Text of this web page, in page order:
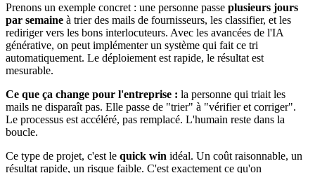
Prenons un exemple concret : une personne passe plusieurs jours
par semaine à trier des mails de fournisseurs, les classifier, et les
rediriger vers les bons interlocuteurs. Avec les avancées de l'IA
générative, on peut implémenter un système qui fait ce tri
automatiquement. Le déploiement est rapide, le résultat est
mesurable.
Ce que ça change pour l'entreprise : la personne qui triait les
mails ne disparaît pas. Elle passe de "trier" à "vérifier et corriger".
Le processus est accéléré, pas remplacé. L'humain reste dans la
boucle.
Ce type de projet, c'est le quick win idéal. Un coût raisonnable, un
résultat rapide, un risque faible. C'est exactement ce qu'on